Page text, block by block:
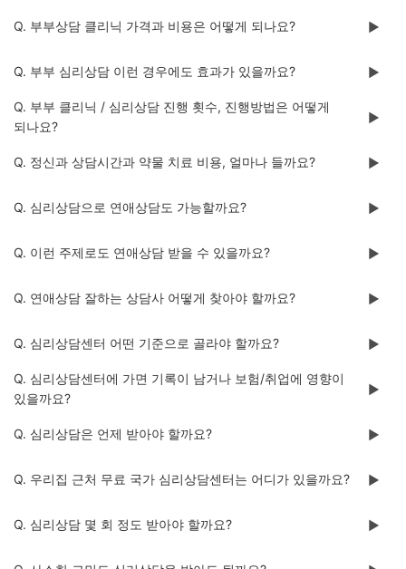
Q. 부부상담 클리닉 가격과 비용은 어떻게 되나요? ▶️
Q. 부부 심리상담 이런 경우에도 효과가 있을까요? ▶️
Q. 부부 클리닉 / 심리상담 진행 횟수, 진행방법은 어떻게
되나요?
▶️
Q. 정신과 상담시간과 약물 치료 비용, 얼마나 들까요? ▶️
Q. 심리상담으로 연애상담도 가능할까요? ▶️
Q. 이런 주제로도 연애상담 받을 수 있을까요? ▶️
Q. 연애상담 잘하는 상담사 어떻게 찾아야 할까요? ▶️
Q. 심리상담센터 어떤 기준으로 골라야 할까요? ▶️
Q. 심리상담센터에 가면 기록이 남거나 보험/취업에 영향이
있을까요?
▶️
Q. 심리상담은 언제 받아야 할까요? ▶️
Q. 우리집 근처 무료 국가 심리상담센터는 어디가 있을까요? ▶️
Q. 심리상담 몇 회 정도 받아야 할까요? ▶️